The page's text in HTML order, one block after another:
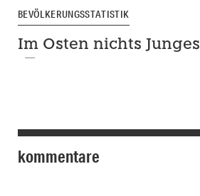
BEVÖLKERUNGSSTATISTIK
Im Osten nichts Junges
kommentare